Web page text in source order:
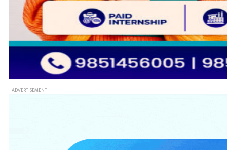
- ADVERTISEMENT -